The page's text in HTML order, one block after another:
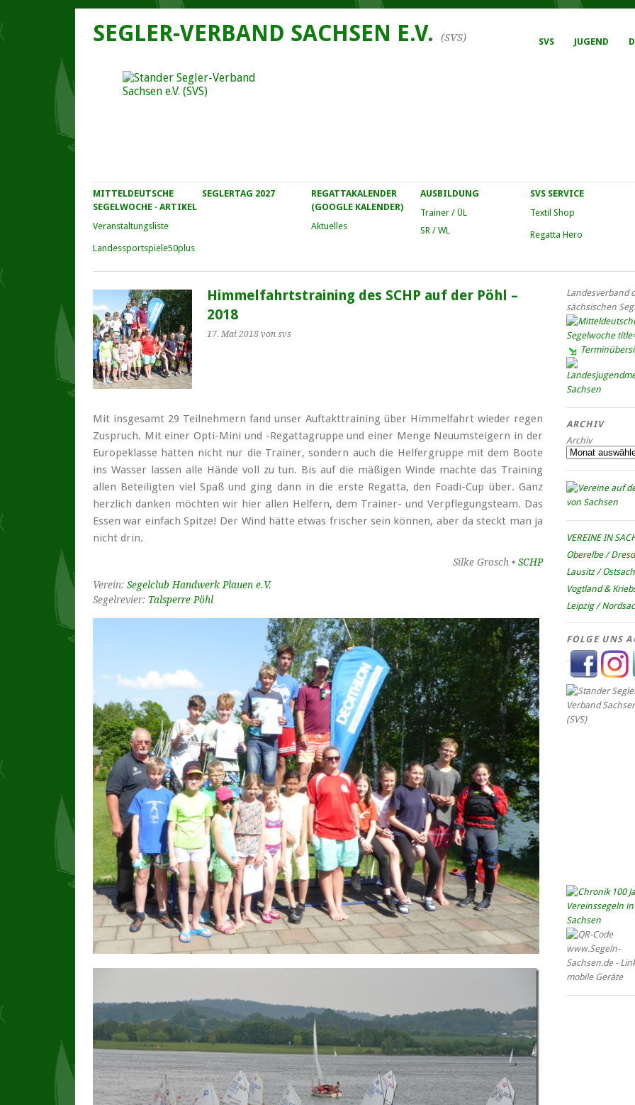
SVS JUGEND
SEGLER-VERBAND SACHSEN E.V. (SVS)
MITTELDEUTSCHE
SEGELWOCHE · ARTIKEL
Veranstaltungs­liste
Landessportspiele50plus
SEGLERTAG 2027
REGATTAKALENDER
(GOOGLE KALENDER)
Aktuelles
AUSBILDUNG
Trainer / ÜL
SR / WL
SVS SERVICE
Textil Shop
Regatta Hero
Himmelfahrtstraining des SCHP auf der Pöhl –
2018
17. Mai 2018 von svs
Mit insgesamt 29 Teilnehmern fand unser Auftakttraining über Himmelfahrt wieder regen
Zuspruch. Mit einer Opti-Mini und -Regattagruppe und einer Menge Neuumsteigern in der
Europeklasse hatten nicht nur die Trainer, sondern auch die Helfergruppe mit dem Boote
ins Wasser lassen alle Hände voll zu tun. Bis auf die mäßigen Winde machte das Training
allen Beteiligten viel Spaß und ging dann in die erste Regatta, den Foadi-Cup über. Ganz
herzlich danken möchten wir hier allen Helfern, dem Trainer- und Verpflegungsteam. Das
Essen war einfach Spitze! Der Wind hätte etwas frischer sein können, aber da steckt man ja
nicht drin.
Silke Grosch • SCHP
Verein: Segelclub Handwerk Plauen e.V.
Segelrevier: Talsperre Pöhl
Landesverband
sächsischen
ARCHIV
Archiv
VEREINE IN
Oberelbe /
Lausitz /
Vogtland &
Leipzig /
FOLGE UNS